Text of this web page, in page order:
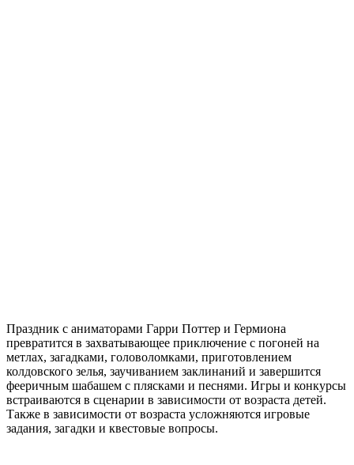
Праздник с аниматорами Гарри Поттер и Гермиона
превратится в захватывающее приключение с погоней на
метлах, загадками, головоломками, приготовлением
колдовского зелья, заучиванием заклинаний и завершится
фееричным шабашем с плясками и песнями. Игры и конкурсы
встраиваются в сценарии в зависимости от возраста детей.
Также в зависимости от возраста усложняются игровые
задания, загадки и квестовые вопросы.